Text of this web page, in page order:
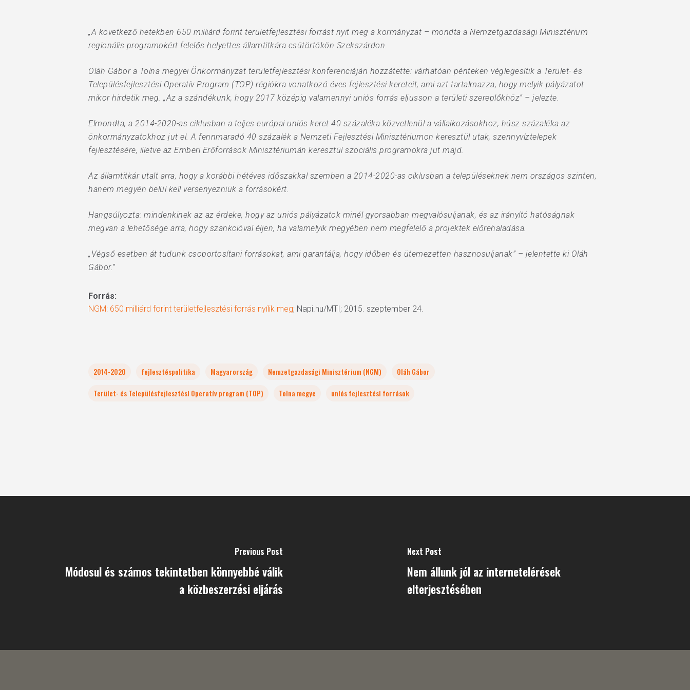
„A következő hetekben 650 milliárd forint területfejlesztési forrást nyit meg a kormányzat – mondta a Nemzetgazdasági Minisztérium
regionális programokért felelős helyettes államtitkára csütörtökön Szekszárdon.
Oláh Gábor a Tolna megyei Önkormányzat területfejlesztési konferenciáján hozzátette: várhatóan pénteken véglegesítik a Terület- és
Településfejlesztési Operatív Program (TOP) régiókra vonatkozó éves fejlesztési kereteit, ami azt tartalmazza, hogy melyik pályázatot
mikor hirdetik meg. „Az a szándékunk, hogy 2017 középig valamennyi uniós forrás eljusson a területi szereplőkhöz” – jelezte.
Elmondta, a 2014-2020-as ciklusban a teljes európai uniós keret 40 százaléka közvetlenül a vállalkozásokhoz, húsz százaléka az
önkormányzatokhoz jut el. A fennmaradó 40 százalék a Nemzeti Fejlesztési Minisztériumon keresztül utak, szennyvíztelepek
fejlesztésére, illetve az Emberi Erőforrások Minisztériumán keresztül szociális programokra jut majd.
Az államtitkár utalt arra, hogy a korábbi hétéves időszakkal szemben a 2014-2020-as ciklusban a településeknek nem országos szinten,
hanem megyén belül kell versenyezniük a forrásokért.
Hangsúlyozta: mindenkinek az az érdeke, hogy az uniós pályázatok minél gyorsabban megvalósuljanak, és az irányító hatóságnak
megvan a lehetősége arra, hogy szankcióval éljen, ha valamelyik megyében nem megfelelő a projektek előrehaladása.
„Végső esetben át tudunk csoportosítani forrásokat, ami garantálja, hogy időben és ütemezetten hasznosuljanak” – jelentette ki Oláh
Gábor.”
Forrás:
NGM: 650 milliárd forint területfejlesztési forrás nyílik meg; Napi.hu/MTI; 2015. szeptember 24.
2014-2020 fejlesztéspolitika Magyarország Nemzetgazdasági Minisztérium (NGM)
Oláh Gábor
Terület- és Településfejlesztési Operatív program (TOP)
Tolna megye uniós fejlesztési források
Previous Post
Módosul és számos tekintetben könnyebbé válik
a közbeszerzési eljárás
Next Post
Nem állunk jól az internetelérések
elterjesztésében